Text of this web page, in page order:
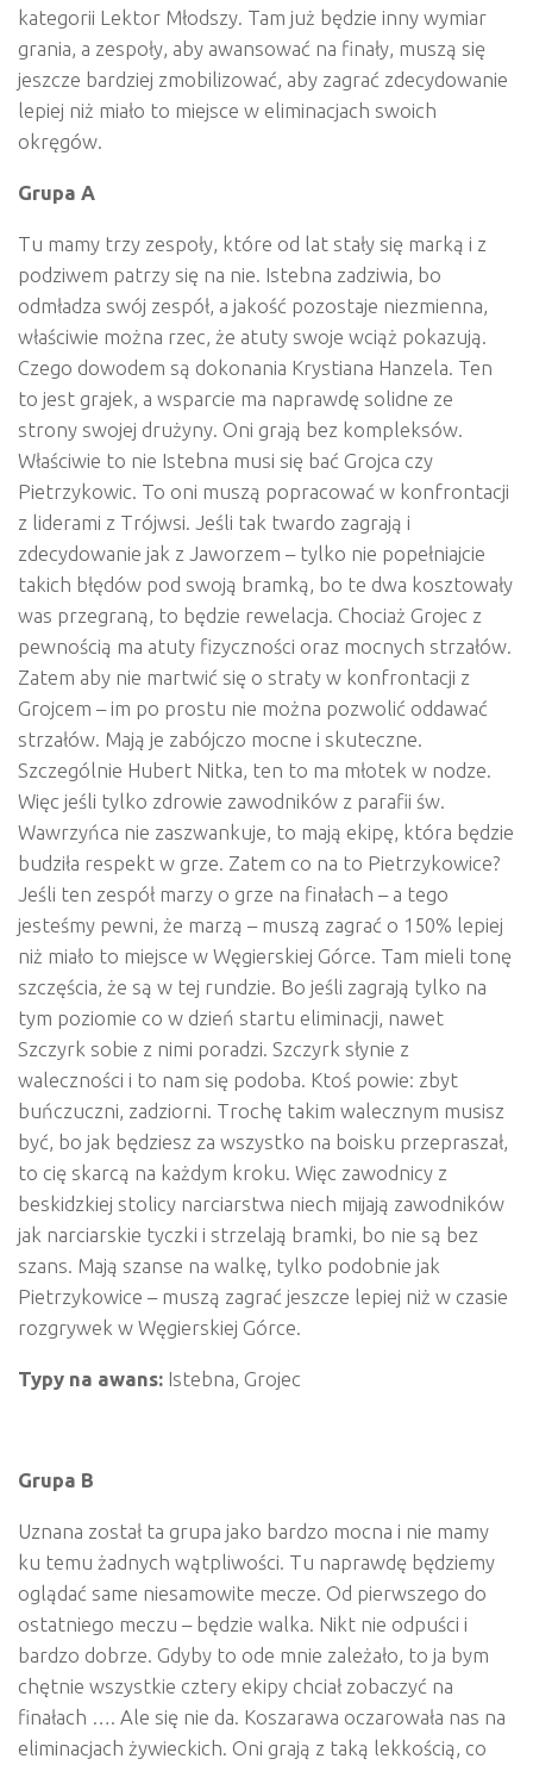
kategorii Lektor Młodszy. Tam już będzie inny wymiar
grania, a zespoły, aby awansować na finały, muszą się
jeszcze bardziej zmobilizować, aby zagrać zdecydowanie
lepiej niż miało to miejsce w eliminacjach swoich
okręgów.
Grupa A
Tu mamy trzy zespoły, które od lat stały się marką i z
podziwem patrzy się na nie. Istebna zadziwia, bo
odmładza swój zespół, a jakość pozostaje niezmienna,
właściwie można rzec, że atuty swoje wciąż pokazują.
Czego dowodem są dokonania Krystiana Hanzela. Ten
to jest grajek, a wsparcie ma naprawdę solidne ze
strony swojej drużyny. Oni grają bez kompleksów.
Właściwie to nie Istebna musi się bać Grojca czy
Pietrzykowic. To oni muszą popracować w konfrontacji
z liderami z Trójwsi. Jeśli tak twardo zagrają i
zdecydowanie jak z Jaworzem – tylko nie popełniajcie
takich błędów pod swoją bramką, bo te dwa kosztowały
was przegraną, to będzie rewelacja. Chociaż Grojec z
pewnością ma atuty fizyczności oraz mocnych strzałów.
Zatem aby nie martwić się o straty w konfrontacji z
Grojcem – im po prostu nie można pozwolić oddawać
strzałów. Mają je zabójczo mocne i skuteczne.
Szczególnie Hubert Nitka, ten to ma młotek w nodze.
Więc jeśli tylko zdrowie zawodników z parafii św.
Wawrzyńca nie zaszwankuje, to mają ekipę, która będzie
budziła respekt w grze. Zatem co na to Pietrzykowice?
Jeśli ten zespół marzy o grze na finałach – a tego
jesteśmy pewni, że marzą – muszą zagrać o 150% lepiej
niż miało to miejsce w Węgierskiej Górce. Tam mieli tonę
szczęścia, że są w tej rundzie. Bo jeśli zagrają tylko na
tym poziomie co w dzień startu eliminacji, nawet
Szczyrk sobie z nimi poradzi. Szczyrk słynie z
waleczności i to nam się podoba. Ktoś powie: zbyt
buńczuczni, zadziorni. Trochę takim walecznym musisz
być, bo jak będziesz za wszystko na boisku przepraszał,
to cię skarcą na każdym kroku. Więc zawodnicy z
beskidzkiej stolicy narciarstwa niech mijają zawodników
jak narciarskie tyczki i strzelają bramki, bo nie są bez
szans. Mają szanse na walkę, tylko podobnie jak
Pietrzykowice – muszą zagrać jeszcze lepiej niż w czasie
rozgrywek w Węgierskiej Górce.
Typy na awans: Istebna, Grojec
Grupa B
Uznana został ta grupa jako bardzo mocna i nie mamy
ku temu żadnych wątpliwości. Tu naprawdę będziemy
oglądać same niesamowite mecze. Od pierwszego do
ostatniego meczu – będzie walka. Nikt nie odpuści i
bardzo dobrze. Gdyby to ode mnie zależało, to ja bym
chętnie wszystkie cztery ekipy chciał zobaczyć na
finałach …. Ale się nie da. Koszarawa oczarowała nas na
eliminacjach żywieckich. Oni grają z taką lekkością, co